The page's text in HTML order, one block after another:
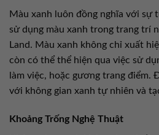
Màu xanh luôn đồng nghĩa với sự
sử dụng màu xanh trong trang trí
Land. Màu xanh không chỉ xuất
còn có thể thể hiện qua việc sử
làm việc, hoặc gương trang điểm.
với không gian xanh tự nhiên và
Khoảng Trống Nghệ Thuật